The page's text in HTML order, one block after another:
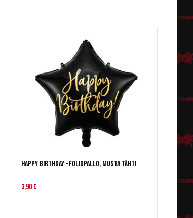
Happy Birthday -foliopallo, Musta tähti
3,90 €